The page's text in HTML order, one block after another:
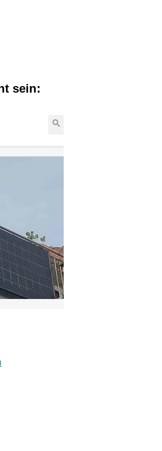
sein: